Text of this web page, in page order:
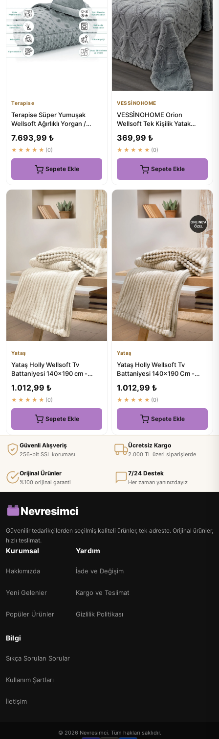
Terapise
Terapise Süper Yumuşak
Wellsoft Ağırlıklı Yorgan /
7.693,99 ₺
★★★★★ (0)
Sepete Ekle
VESSİNOHOME
VESSİNOHOME Orion
Wellsoft Tek Kişilik Yatak
369,99 ₺
★★★★★ (0)
Sepete Ekle
Yataş
Yataş Holly Wellsoft Tv
Battaniyesi 140x190 cm -
1.012,99 ₺
★★★★★ (0)
Sepete Ekle
Yataş
Yataş Holly Wellsoft Tv
Battaniyesi 140x190 Cm -
1.012,99 ₺
★★★★★ (0)
Sepete Ekle
Güvenli Alışveriş
256-bit SSL koruması
Ücretsiz Kargo
2.000 TL üzeri siparişlerde
Orijinal Ürünler
%100 orijinal garanti
7/24 Destek
Her zaman yanınızdayız
Nevresimci
Güvenilir tedarikçilerden seçilmiş kaliteli ürünler, tek adreste. Orijinal ürünler,
hızlı teslimat.
Kurumsal
Hakkımızda
Yeni Gelenler
Popüler Ürünler
Yardım
İade ve Değişim
Kargo ve Teslimat
Gizlilik Politikası
Bilgi
Sıkça Sorulan Sorular
Kullanım Şartları
İletişim
© 2026 Nevresimci. Tüm hakları saklıdır.